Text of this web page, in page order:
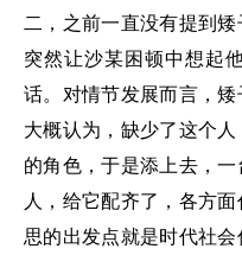
二，之前一直没有提到矮
突然让沙某困顿中想起
话。对情节发展而言，
大概认为，缺少了这个
的角色，于是添上去，
人，给它配齐了，各方
思的出发点就是时代社